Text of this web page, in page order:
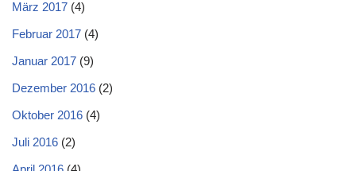
März 2017 (4)
Februar 2017 (4)
Januar 2017 (9)
Dezember 2016 (2)
Oktober 2016 (4)
Juli 2016 (2)